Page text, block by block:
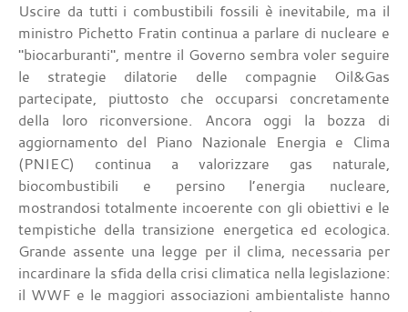
Uscire da tutti i combustibili fossili è inevitabile, ma il
ministro Pichetto Fratin continua a parlare di nucleare e
"biocarburanti", mentre il Governo sembra voler seguire
le strategie dilatorie delle compagnie Oil&Gas
partecipate, piuttosto che occuparsi concretamente
della loro riconversione. Ancora oggi la bozza di
aggiornamento del Piano Nazionale Energia e Clima
(PNIEC) continua a valorizzare gas naturale,
biocombustibili e persino l’energia nucleare,
mostrandosi totalmente incoerente con gli obiettivi e le
tempistiche della transizione energetica ed ecologica.
Grande assente una legge per il clima, necessaria per
incardinare la sfida della crisi climatica nella legislazione:
il WWF e le maggiori associazioni ambientaliste hanno